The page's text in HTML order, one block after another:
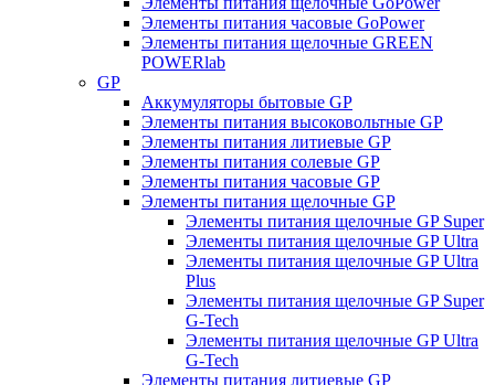
Элементы питания часовые GoPower
Элементы питания щелочные GREEN
POWERlab
GP
Аккумуляторы бытовые GP
Элементы питания высоковольтные GP
Элементы питания литиевые GP
Элементы питания солевые GP
Элементы питания часовые GP
Элементы питания щелочные GP
Элементы питания щелочные GP Super
Элементы питания щелочные GP Ultra
Элементы питания щелочные GP Ultra
Plus
Элементы питания щелочные GP Super
G-Tech
Элементы питания щелочные GP Ultra
G-Tech
Элементы питания литиевые GP